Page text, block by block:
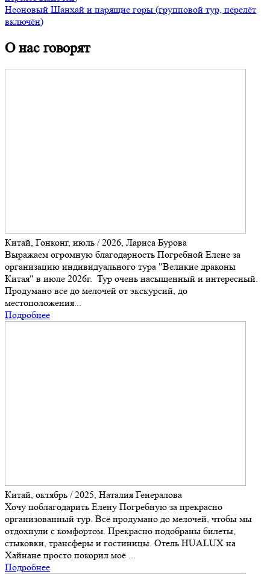
Неоновый Шанхай и парящие горы (групповой тур, перелёт
включён)
О нас говорят
Китай, Гонконг, июль / 2026, Лариса Бурова
Выражаем огромную благодарность Погребной Елене за
организацию индивидуального тура "Великие драконы
Китая" в июле 2026г. Тур очень насыщенный и интересный.
Продумано все до мелочей от экскурсий, до
местоположения...
Подробнее
Китай, октябрь / 2025, Наталия Генералова
Хочу поблагодарить Елену Погребную за прекрасно
организованный тур. Всё продумано до мелочей, чтобы мы
отдохнули с комфортом. Прекрасно подобраны билеты,
стыковки, трансферы и гостиницы. Отель HUALUX на
Хайнане просто покорил моё ...
Подробнее